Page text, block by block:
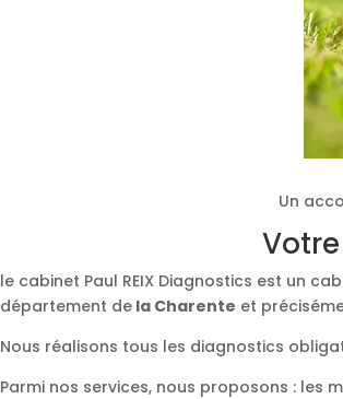
Un
le cabinet Paul REIX Diagnostics est un
département de la Charente et
Nous réalisons tous les diagnostics
Parmi nos services, nous proposons : les